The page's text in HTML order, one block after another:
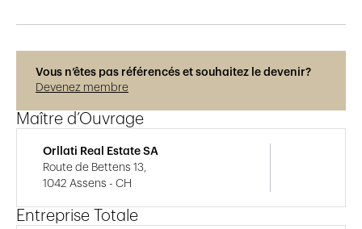
Vous n’êtes pas référencés et souhaitez le devenir?
Devenez membre
Maître d’Ouvrage
Orllati Real Estate SA
Route de Bettens 13,
1042 Assens - CH
Entreprise Totale